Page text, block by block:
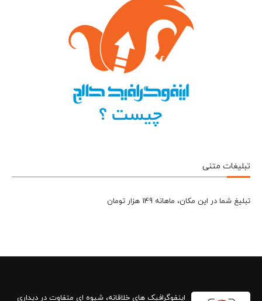
تبلیغات متنی
تبلیغ شما در این مکان، ماهانه 149 هزار تومان